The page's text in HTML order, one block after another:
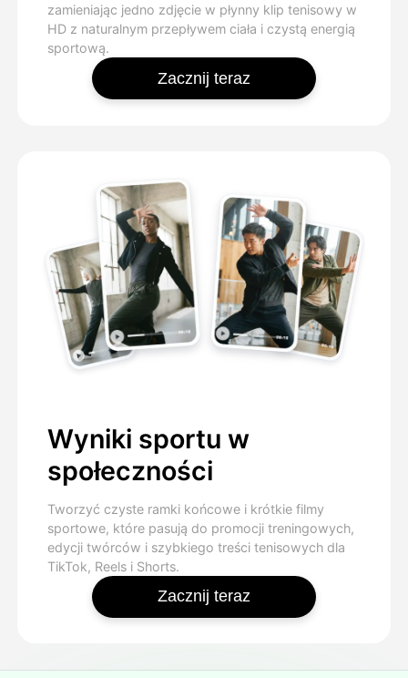
zamieniając jedno zdjęcie w płynny klip tenisowy w
HD z naturalnym przepływem ciała i czystą energią
sportową.
Zacznij teraz
Wyniki sportu w
społeczności
Tworzyć czyste ramki końcowe i krótkie filmy
sportowe, które pasują do promocji treningowych,
edycji twórców i szybkiego treści tenisowych dla
TikTok, Reels i Shorts.
Zacznij teraz